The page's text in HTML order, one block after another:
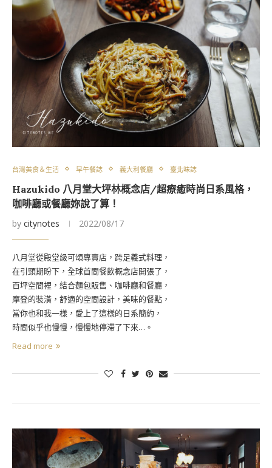
台灣美食＆生活 早午餐誌 義大利餐廳 臺北味誌
Hazukido 八月堂大坪林概念店/超療癒時尚日系風格，
咖啡廳或餐廳妳說了算！
by citynotes 2022/08/17
八月堂從殿堂級可頌專賣店，跨足義式料理，
在引頸期盼下，全球首間餐飲概念店開張了，
百坪空間裡，結合麵包販售、咖啡廳和餐廳，
摩登的裝潢，舒適的空間設計，美味的餐點，
當你也和我一樣，愛上了這樣的日系簡約，
時間似乎也慢慢，慢慢地停滯了下來…。
Read more